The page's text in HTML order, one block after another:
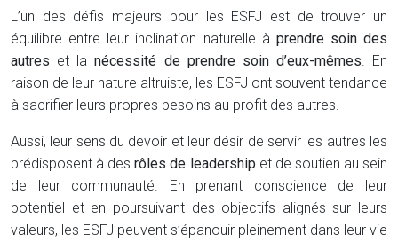
L’un des défis majeurs pour les ESFJ est de trouver un
équilibre entre leur inclination naturelle à prendre soin des
autres et lanécessité de prendre soin d’eux-mêmes. En
raison de leur nature altruiste, les ESFJ ont souvent tendance
à sacrifier leurs propres besoins au profit des autres.
Aussi, leur sens du devoir et leur désir de servir les autres les
prédisposent à desrôles de leadership et de soutien au sein
de leur communauté. En prenant conscience de leur
potentiel et en poursuivant des objectifs alignés sur leurs
valeurs, les ESFJ peuvent s’épanouir pleinement dans leur vie